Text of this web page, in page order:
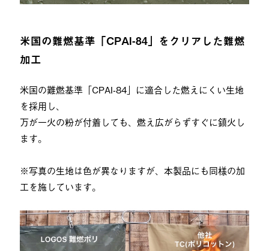
米国の難燃基準「CPAI-84」をクリアした難燃
加工
米国の難燃基準「CPAI-84」に適合した燃えにくい生地
を採用し、
万が一火の粉が付着しても、燃え広がらずすぐに鎮火し
ます。
※写真の生地は色が異なりますが、本製品にも同様の加
工を施しています。